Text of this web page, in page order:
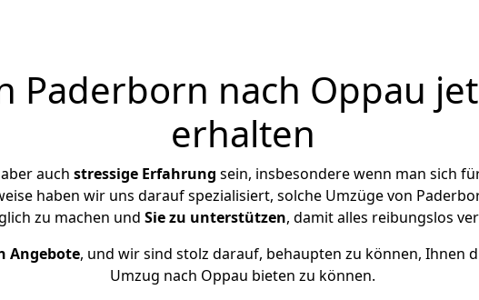
Paderborn nach Oppau
erhalten
auch stressige Erfahrung sein, insbesondere wenn man sich
haben wir uns darauf spezialisiert, solche Umzüge von
zu machen und Sie zu unterstützen, damit alles reibungslos
Angebote, und wir sind stolz darauf, behaupten zu können, Ihnen
Umzug nach Oppau bieten zu können.